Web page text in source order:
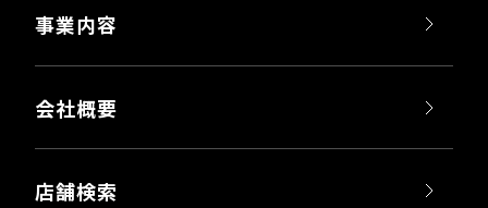
事業内容
会社概要
店舗検索